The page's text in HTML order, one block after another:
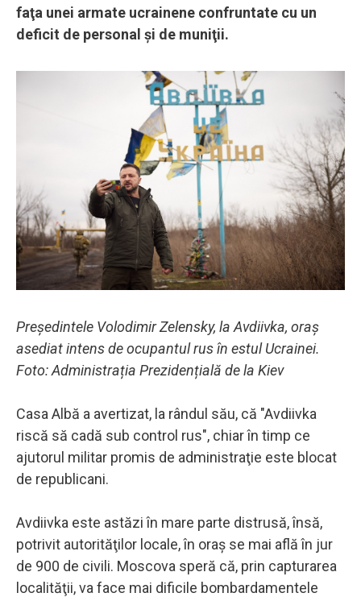
faţa unei armate ucrainene confruntate cu un
deficit de personal şi de muniţii.
Președintele Volodimir Zelensky, la Avdiivka, oraș
asediat intens de ocupantul rus în estul Ucrainei.
Foto: Administrația Prezidențială de la Kiev
Casa Albă a avertizat, la rândul său, că "Avdiivka
riscă să cadă sub control rus", chiar în timp ce
ajutorul militar promis de administraţie este blocat
de republicani.
Avdiivka este astăzi în mare parte distrusă, însă,
potrivit autorităţilor locale, în oraş se mai află în jur
de 900 de civili. Moscova speră că, prin capturarea
localităţii, va face mai dificile bombardamentele